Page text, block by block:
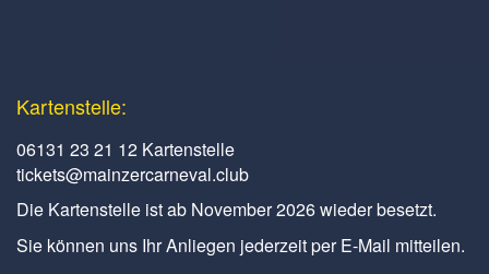
Kartenstelle:
06131 23 21 12 Kartenstelle
tickets@mainzercarneval.club
Die Kartenstelle ist ab November 2026 wieder besetzt.
Sie können uns Ihr Anliegen jederzeit per E-Mail mitteilen.